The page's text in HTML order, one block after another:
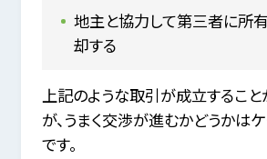
地主と協力して第三者に所
却する
上記のような取引が成立すること
が、うまく交渉が進むかどうかは
です。